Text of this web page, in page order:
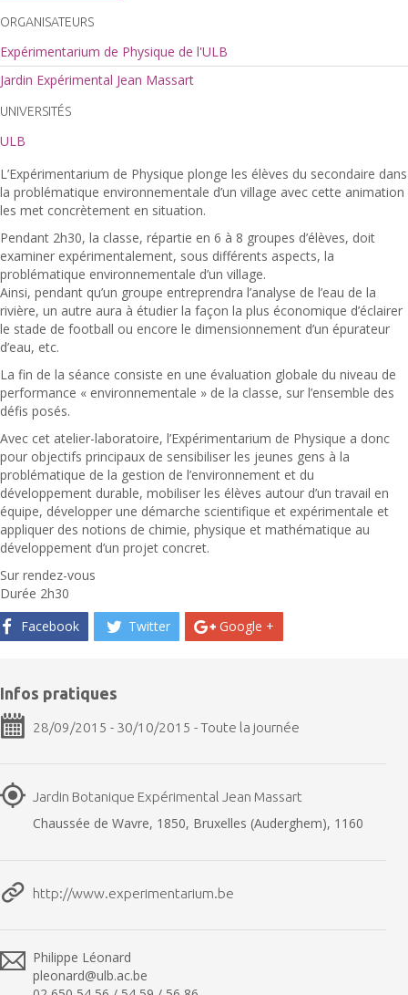
ORGANISATEURS
Expérimentarium de Physique de l'ULB
Jardin Expérimental Jean Massart
UNIVERSITÉS
ULB
L’Expérimentarium de Physique plonge les élèves du secondaire dans
la problématique environnementale d’un village avec cette animation
les met concrètement en situation.
Pendant 2h30, la classe, répartie en 6 à 8 groupes d’élèves, doit
examiner expérimentalement, sous différents aspects, la
problématique environnementale d’un village.
Ainsi, pendant qu’un groupe entreprendra l’analyse de l’eau de la
rivière, un autre aura à étudier la façon la plus économique d’éclairer
le stade de football ou encore le dimensionnement d’un épurateur
d’eau, etc.
La fin de la séance consiste en une évaluation globale du niveau de
performance « environnementale » de la classe, sur l’ensemble des
défis posés.
Avec cet atelier-laboratoire, l’Expérimentarium de Physique a donc
pour objectifs principaux de sensibiliser les jeunes gens à la
problématique de la gestion de l’environnement et du
développement durable, mobiliser les élèves autour d’un travail en
équipe, développer une démarche scientifique et expérimentale et
appliquer des notions de chimie, physique et mathématique au
développement d’un projet concret.
Sur rendez-vous
Durée 2h30
Facebook
Twitter Google +
Infos pratiques
28/09/2015 - 30/10/2015 - Toute la journée
Jardin Botanique Expérimental Jean Massart
Chaussée de Wavre, 1850, Bruxelles (Auderghem), 1160
http://www.experimentarium.be
Philippe Léonard
pleonard@ulb.ac.be